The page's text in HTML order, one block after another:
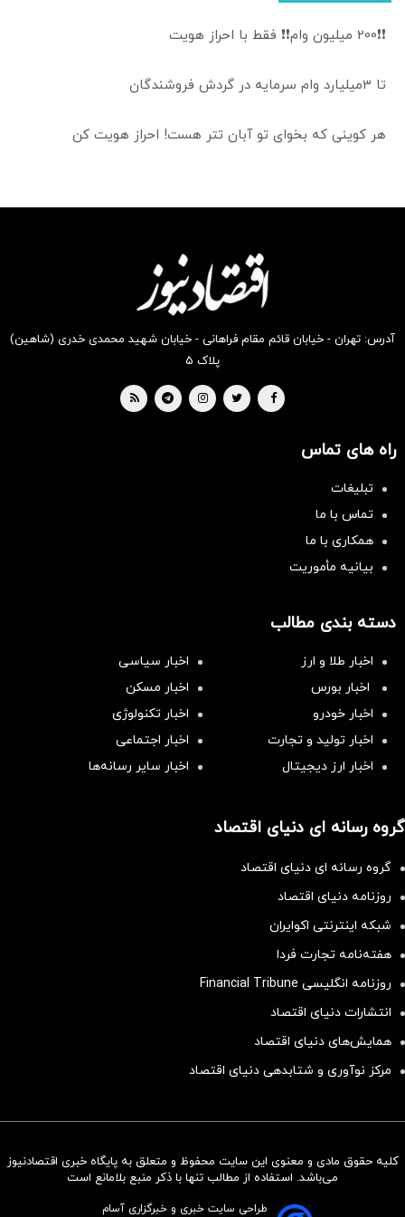
سرمایه‌گذاری همسنگ با شاخص
❗❗200 میلیون وام❗❗ فقط با احراز هویت
تا 3میلیارد وام سرمایه در گردش فروشندگان
هر کوینی که بخوای تو آبان تتر هست! احراز هویت کن
آدرس: تهران - خیابان قائم مقام فراهانی - خیابان شهید محمدی خدری (شاهین)
پلاک ۵
راه های تماس
تبلیغات
تماس با ما
همکاری با ما
بیانیه مأموریت
دسته بندی مطالب
اخبار طلا و ارز
اخبار سیاسی
اخبار بورس
اخبار مسکن
اخبار خودرو
اخبار تکنولوژی
اخبار تولید و تجارت
اخبار اجتماعی
اخبار ارز دیجیتال
اخبار سایر رسانه‌‌ها
گروه رسانه ای دنیای اقتصاد
گروه رسانه ای دنیای اقتصاد
روزنامه دنیای اقتصاد
شبکه اینترنتی اکوایران
هفته‌نامه تجارت فردا
روزنامه انگلیسی Financial Tribune
انتشارات دنیای اقتصاد
همایش‌های دنیای اقتصاد
مرکز نوآوری و شتابدهی دنیای اقتصاد
کلیه حقوق مادی و معنوی این سایت محفوظ و متعلق به پایگاه خبری اقتصادنیوز
می‌باشد. استفاده از مطالب تنها با ذکر منبع بلامانع است
طراحی سایت خبری و خبرگزاری آسام